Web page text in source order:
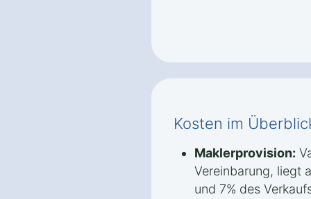
Kosten im
Maklerprovision:
Vereinbarung, liegt
und 7% des